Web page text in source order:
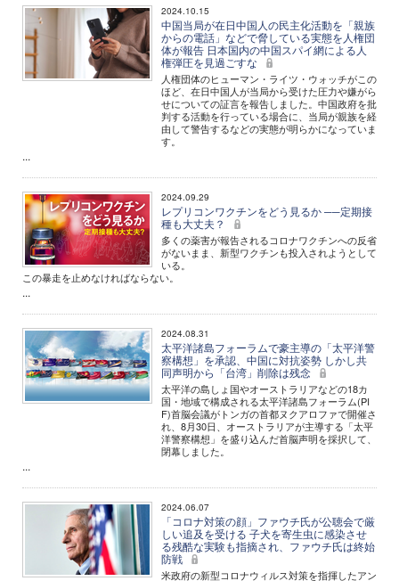
2024.10.15
中国当局が在日中国人の民主化活動を「親族
からの電話」などで脅している実態を人権団
体が報告 日本国内の中国スパイ網による人
権弾圧を見過ごすな
人権団体のヒューマン・ライツ・ウォッチがこの
ほど、在日中国人が当局から受けた圧力や嫌がら
せについての証言を報告しました。中国政府を批
判する活動を行っている場合に、当局が親族を経
由して警告するなどの実態が明らかになっていま
す。
...
2024.09.29
レプリコンワクチンをどう見るか ──定期接
種も大丈夫？
多くの薬害が報告されるコロナワクチンへの反省
がないまま、新型ワクチンも投入されようとして
いる。
この暴走を止めなければならない。
...
2024.08.31
太平洋諸島フォーラムで豪主導の「太平洋警
察構想」を承認、中国に対抗姿勢 しかし共
同声明から「台湾」削除は残念
太平洋の島しょ国やオーストラリアなどの18カ
国・地域で構成される太平洋諸島フォーラム(PI
F)首脳会議がトンガの首都ヌクアロファで開催さ
れ、8月30日、オーストラリアが主導する「太平
洋警察構想」を盛り込んだ首脳声明を採択して、
閉幕しました。
...
2024.06.07
「コロナ対策の顔」ファウチ氏が公聴会で厳
しい追及を受ける 子犬を寄生虫に感染させ
る残酷な実験も指摘され、ファウチ氏は終始
防戦
米政府の新型コロナウィルス対策を指揮したアン